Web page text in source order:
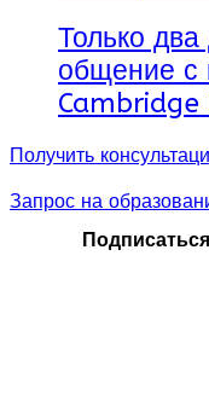
Только
общение с
Cambridge
Получить
Запрос на